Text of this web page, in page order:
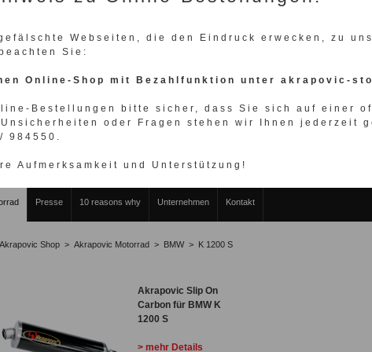
Presse 10 reasons why Unternehmen Kontakt
Akrapovic Shop > Akrapovic Motorrad > BMW> K 1200 S
Akrapovic Slip On
Carbon für BMW K
1200 S
> mehr Details
Webseiten, die den Eindruck erwecken, zu
Sie:
Online-Shop mit Bezahlfunktion unter akrapovic-
Bestellungen bitte sicher, dass Sie sich auf einer
oder Fragen stehen wir Ihnen jederzeit
984550.
Aufmerksamkeit und Unterstützung!